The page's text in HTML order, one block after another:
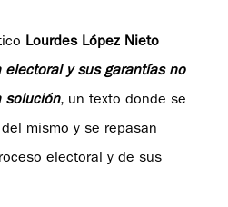
Lourdes López Nieto
electoral y sus garantías no
solución, un texto donde se
mismo y se repasan
electoral y de sus